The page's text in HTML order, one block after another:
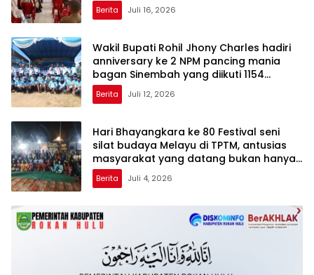
Berita Juli 16, 2026
Wakil Bupati Rohil Jhony Charles hadiri
anniversary ke 2 NPM pancing mania
bagan Sinembah yang diikuti 1154
peserta dari berbagai wilayah di pulau
sumatera
Berita Juli 12, 2026
Hari Bhayangkara ke 80 Festival seni
silat budaya Melayu di TPTM, antusias
masyarakat yang datang bukan hanya
dari Rohil, bahkan dari luar kabupaten
Rohil
Berita Juli 4, 2026